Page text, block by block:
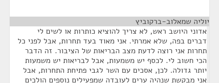
יוליה שמאלוב-ברקוביץ
אדוני היושב ראש, לא צריך להוציא כותרות או לשים לי
דברים בפה, שלא אמרתי. אני מאוד בעד תחרות, אבל לפני כל
תחרות אני רוצה לדעת מצב הבריאות של הציבור. זה הדבר
הכי חשוב לי. לכסף יש משמעות, אבל לבריאות יש משמעות
יותר גדולה. לכן, אסכים עם השר לגבי פתיחת התחרות, אבל
אני מבקשת שנהיה ערים לעובדה שמפעילים נוספים הולכים